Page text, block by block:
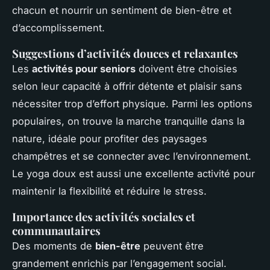
chacun et nourrir un sentiment de bien-être et
d’accomplissement.
Suggestions d’activités douces et relaxantes
Les activités pour seniors doivent être choisies
selon leur capacité à offrir détente et plaisir sans
nécessiter trop d’effort physique. Parmi les options
populaires, on trouve la marche tranquille dans la
nature, idéale pour profiter des paysages
champêtres et se connecter avec l’environnement.
Le yoga doux est aussi une excellente activité pour
maintenir la flexibilité et réduire le stress.
Importance des activités sociales et
communautaires
Des moments de bien-être peuvent être
grandement enrichis par l’engagement social.